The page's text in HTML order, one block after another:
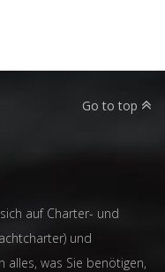
Go to top
auf Charter- und
und
alles, was Sie benötigen,